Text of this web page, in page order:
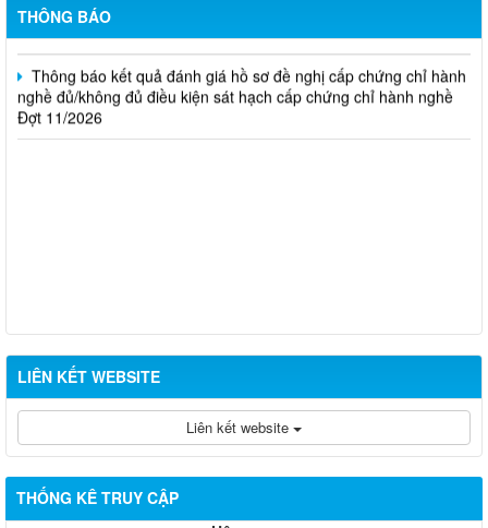
THÔNG BÁO
Đợt 10/2026
Thông báo kết quả đánh giá hồ sơ đề nghị cấp chứng chỉ hành
nghề đủ/không đủ điều kiện sát hạch cấp chứng chỉ hành nghề
Đợt 11/2026
LIÊN KẾT WEBSITE
Liên kết website
THỐNG KÊ TRUY CẬP